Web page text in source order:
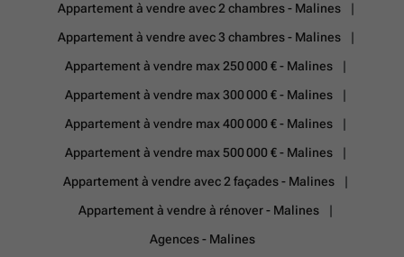
Appartement à vendre avec 2 chambres - Malines
Appartement à vendre avec 3 chambres - Malines
Appartement à vendre max 250 000 € - Malines
Appartement à vendre max 300 000 € - Malines
Appartement à vendre max 400 000 € - Malines
Appartement à vendre max 500 000 € - Malines
Appartement à vendre avec 2 façades - Malines
Appartement à vendre à rénover - Malines
Agences - Malines